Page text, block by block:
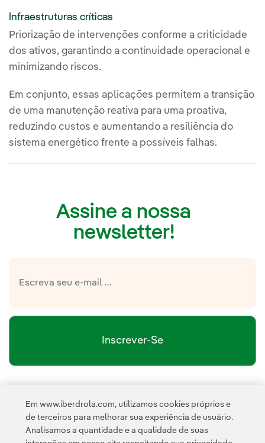
Infraestruturas críticas
Priorização de intervenções conforme a criticidade
dos ativos, garantindo a continuidade operacional e
minimizando riscos.
Em conjunto, essas aplicações permitem a transição
de uma manutenção reativa para uma proativa,
reduzindo custos e aumentando a resiliência do
sistema energético frente a possíveis falhas.
Assine a nossa
newsletter!
Inscrever-Se
Esta página é protegida pelo reCAPTCHA e pela Política de
Privacidade
Termos de Serviço do Google
Em www.iberdrola.com, utilizamos cookies próprios e
de terceiros para melhorar sua experiência de usuário.
Analisamos a quantidade e a qualidade de suas